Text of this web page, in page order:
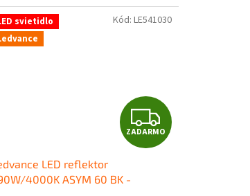
svietidlo
Z
A
ZADARMO
LED reflektor
4000K ASYM 60 BK -
Kód: LE541030